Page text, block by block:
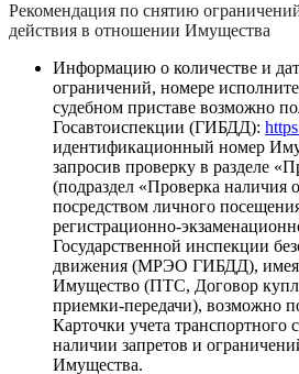
Рекомендация по снятию
действия в отношении Имущества
Информацию о количестве и
ограничений, номере
судебном приставе возможно
Госавтоиспекции (ГИБДД):
идентификационный номер
запросив проверку в разделе
(подраздел «Проверка наличия
посредством личного
регистрационно-
Государственной инспекции
движения (МРЭО ГИБДД), имея
Имущество (ПТС, Договор
приемки-передачи), возможно
Карточки учета транспортного
наличии запретов и
Имущества.